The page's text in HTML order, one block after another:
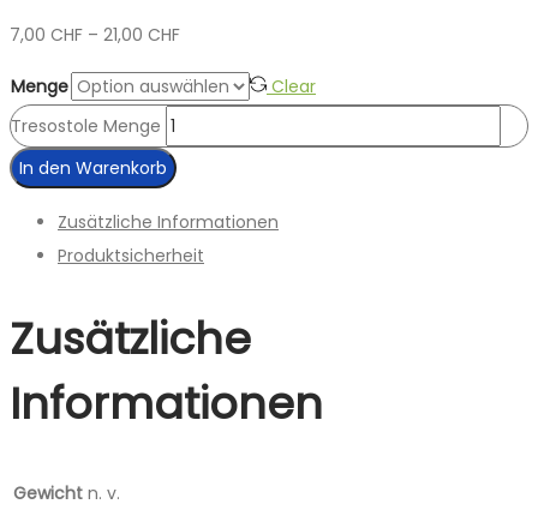
7,00 CHF – 21,00 CHF
Menge
Clear
Tresostole Menge
In den Warenkorb
Zusätzliche Informationen
Produktsicherheit
Zusätzliche
Informationen
Gewicht n. v.